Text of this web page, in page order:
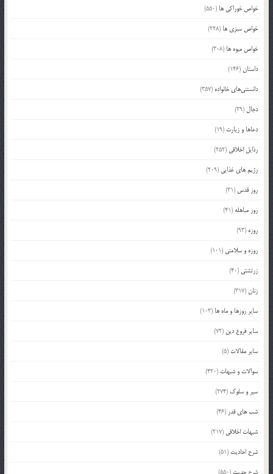
خواص خوراکی ها (550)
خواص سبزی ها (228)
خواص میوه ها (308)
داستان (146)
دانستنی‌های خانواده (357)
دجال (29)
دعاها و زیارت (19)
رذایل اخلاقی (252)
رژیم های غذایی (209)
روز قدس (31)
روز مباهله (41)
روزه (93)
روزه و سلامتی (101)
زرتشتی (40)
زنان (317)
سایر روزها و ماه ها (103)
سایر فروع دین (72)
سایر مقالات (5)
سوالات و شبهات (420)
سیر و سلوک (274)
شب های قدر (46)
شبهات اخلاقی (217)
شرح احادیث (51)